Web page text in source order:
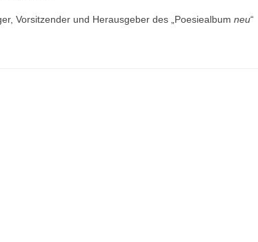
Vorsitzender und Herausgeber des „Poesiealbum neu“